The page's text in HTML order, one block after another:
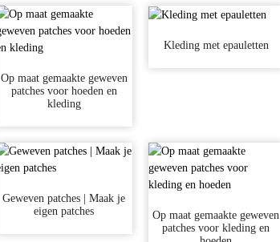
Op maat gemaakte geweven
patches voor hoeden en
kleding
Kleding met epauletten
Geweven patches | Maak je
eigen patches
Op maat gemaakte geweven
patches voor kleding en